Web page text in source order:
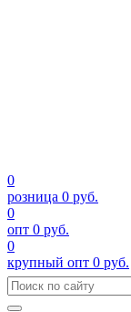
0
розница 0 руб.
0
опт 0 руб.
0
крупный опт 0 руб.